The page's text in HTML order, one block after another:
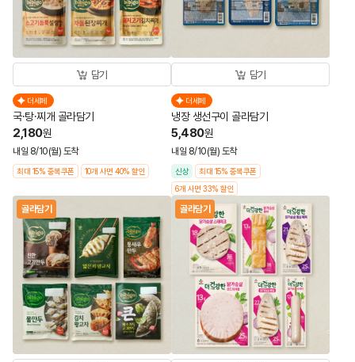
담기
더세페
국·탕·찌개 골라담기
2,180원
내일 8/10(월) 도착
최대 15% 중복쿠폰 10개 사면 40% 할인
담기
더세페
냉장 생선구이 골라담기
5,480원
내일 8/10(월) 도착
신상
최대 15% 중복쿠폰
6개 사면 33% 할인
골라담기 골라담기